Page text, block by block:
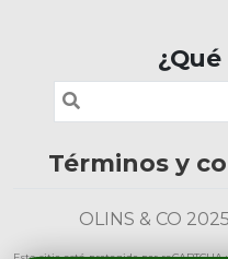
Términos y
OLINS & CO